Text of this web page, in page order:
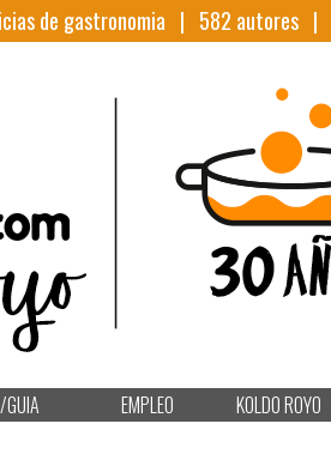
de gastronomia | 582 autores |
EMPLEO KOLDO ROYO